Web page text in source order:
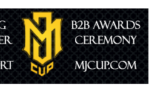
voor je buitenwiet